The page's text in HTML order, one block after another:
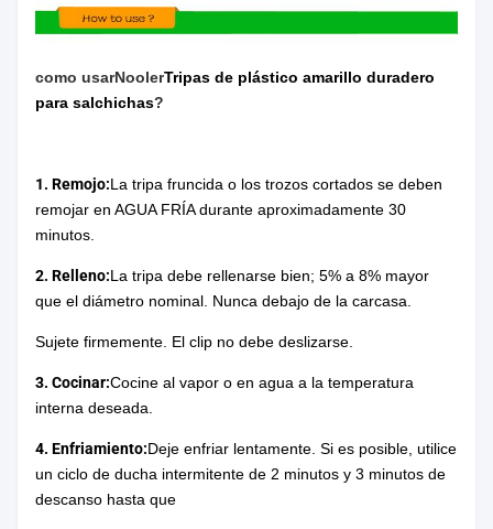
como usarNoolerTripas de plástico amarillo duradero
para salchichas?
1. Remojo:La tripa fruncida o los trozos cortados se deben
remojar en AGUA FRÍA durante aproximadamente 30
minutos.
2. Relleno:La tripa debe rellenarse bien; 5% a 8% mayor
que el diámetro nominal. Nunca debajo de la carcasa.
Sujete firmemente. El clip no debe deslizarse.
3. Cocinar:Cocine al vapor o en agua a la temperatura
interna deseada.
4. Enfriamiento:Deje enfriar lentamente. Si es posible, utilice
un ciclo de ducha intermitente de 2 minutos y 3 minutos de
descanso hasta que